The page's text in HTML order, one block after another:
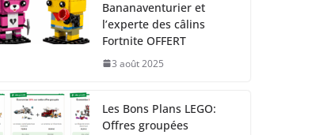
Bananaventurier et
l’experte des câlins
Fortnite OFFERT
3 août 2025
Les Bons Plans LEGO:
Offres groupées